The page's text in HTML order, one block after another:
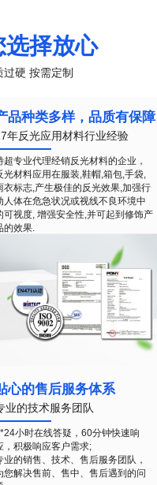
选择放心
硬 按需定制
品种类多样，品质有保障
年反光应用材料行业经验
超专业代理经销反光材料的企业，
光材料应用在服装,鞋帽,箱包,手袋,
衣标志,产生极佳的反光效果,加强行
人体在危急状况或视线不良环境中
可视度, 增强安全性,并可起到修饰产
的效果.
心的售后服务体系
业的技术服务团队
小时在线答疑，60分钟快速响
，积极响应客户需求;
业的销售、技术、售后服务团队，
您解决售前、售中、售后遇到的问